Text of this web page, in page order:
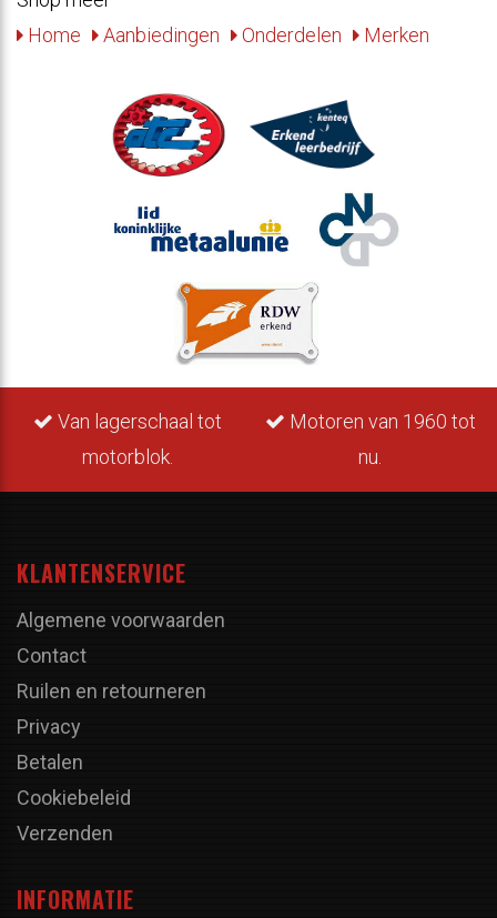
Home
Aanbiedingen Onderdelen Merken
Van lagerschaal tot
motorblok.
Motoren van 1960 tot
nu.
KLANTENSERVICE
Algemene voorwaarden
Contact
Ruilen en retourneren
Privacy
Betalen
Cookiebeleid
Verzenden
INFORMATIE